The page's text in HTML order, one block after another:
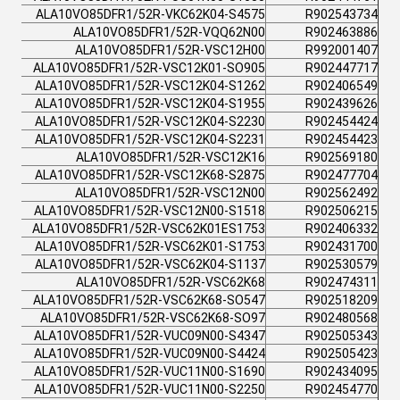
R902543734
ALA10VO85DFR1/52R-VKC62K04-S4575
R902463886
ALA10VO85DFR1/52R-VQQ62N00
R992001407
ALA10VO85DFR1/52R-VSC12H00
R902447717
ALA10VO85DFR1/52R-VSC12K01-SO905
R902406549
ALA10VO85DFR1/52R-VSC12K04-S1262
R902439626
ALA10VO85DFR1/52R-VSC12K04-S1955
R902454424
ALA10VO85DFR1/52R-VSC12K04-S2230
R902454423
ALA10VO85DFR1/52R-VSC12K04-S2231
R902569180
ALA10VO85DFR1/52R-VSC12K16
R902477704
ALA10VO85DFR1/52R-VSC12K68-S2875
R902562492
ALA10VO85DFR1/52R-VSC12N00
R902506215
ALA10VO85DFR1/52R-VSC12N00-S1518
R902406332
ALA10VO85DFR1/52R-VSC62K01ES1753
R902431700
ALA10VO85DFR1/52R-VSC62K01-S1753
R902530579
ALA10VO85DFR1/52R-VSC62K04-S1137
R902474311
ALA10VO85DFR1/52R-VSC62K68
R902518209
ALA10VO85DFR1/52R-VSC62K68-SO547
R902480568
ALA10VO85DFR1/52R-VSC62K68-SO97
R902505343
ALA10VO85DFR1/52R-VUC09N00-S4347
R902505423
ALA10VO85DFR1/52R-VUC09N00-S4424
R902434095
ALA10VO85DFR1/52R-VUC11N00-S1690
R902454770
ALA10VO85DFR1/52R-VUC11N00-S2250